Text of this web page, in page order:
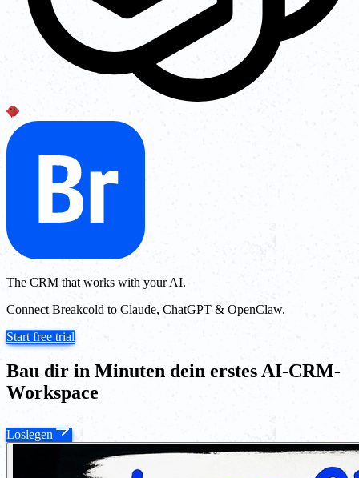
The CRM that works with your AI.
Connect Breakcold to Claude, ChatGPT & OpenClaw.
Start free trial
Bau dir in Minuten dein erstes AI-CRM-
Workspace
Loslegen